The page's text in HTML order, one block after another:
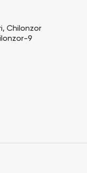
Chilonzor
9